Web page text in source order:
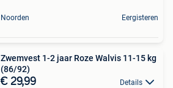
Noorden Eergisteren
Zwemvest 1-2 jaar Roze Walvis 11-15 kg
(86/92)
€ 29,99 Details